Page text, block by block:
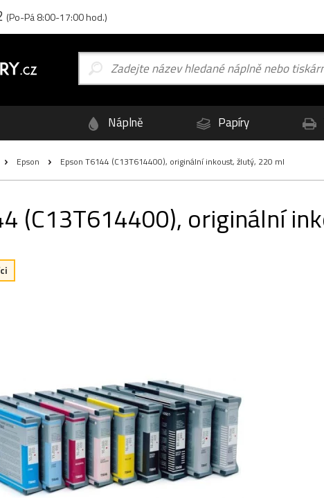
(Po-Pá 8:00-17:00 hod.)
Náplně Papíry
Epson Epson T6144 (C13T614400), originální inkoust, žlutý, 220 ml
(C13T614400), originální